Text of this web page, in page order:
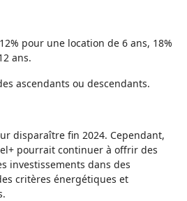
pour une location de 6 ans, 18%
ans.
ascendants ou descendants.
disparaître fin 2024. Cependant,
pourrait continuer à offrir des
investissements dans des
critères énergétiques et